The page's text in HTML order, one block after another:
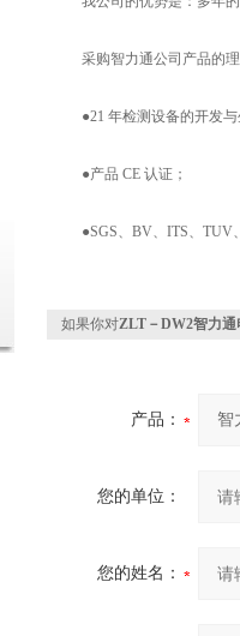
采购智力通公司产品的理
●21 年检测设备的开发与
●产品 CE 认证；
●SGS、BV、ITS、TUV、
如果你对ZLT－DW2智力
产品：
您的单位：
您的姓名：